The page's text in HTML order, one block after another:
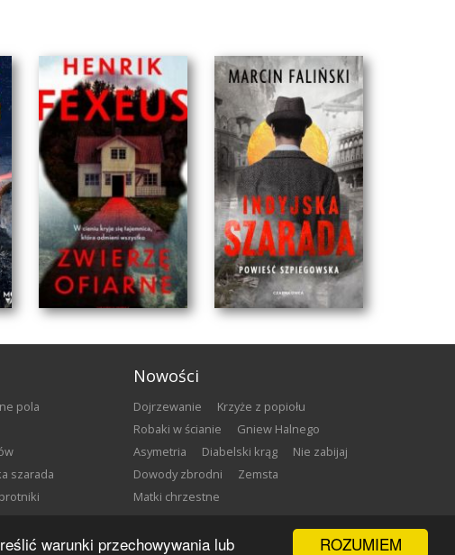
ROZUMIEM
warunki przechowywania lub
Henrik Fexeus Marcin Faliński
pola
szarada
Nowości
Dojrzewanie
Krzyże z popiołu
Robaki w ścianie
Gniew Halnego
Asymetria
Diabelski krąg
Nie zabijaj
Dowody zbrodni
Zemsta
Matki chrzestne